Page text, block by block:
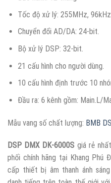
Tốc độ xử lý: 255MHz, 96kHz.
Chuyển đổi AD/DA: 24-bit.
Bộ xử lý DSP: 32-bit.
21 cấu hình cho người dùng.
10 cấu hình định trước 10
Đầu ra: 6 kênh gồm: Main.L/
Mẫu vang số chất lượng: BMB
DSP DMX DK-6000S giá rẻ
phối chính hãng tại Khang Phú
cấp thiết bị âm thanh ánh